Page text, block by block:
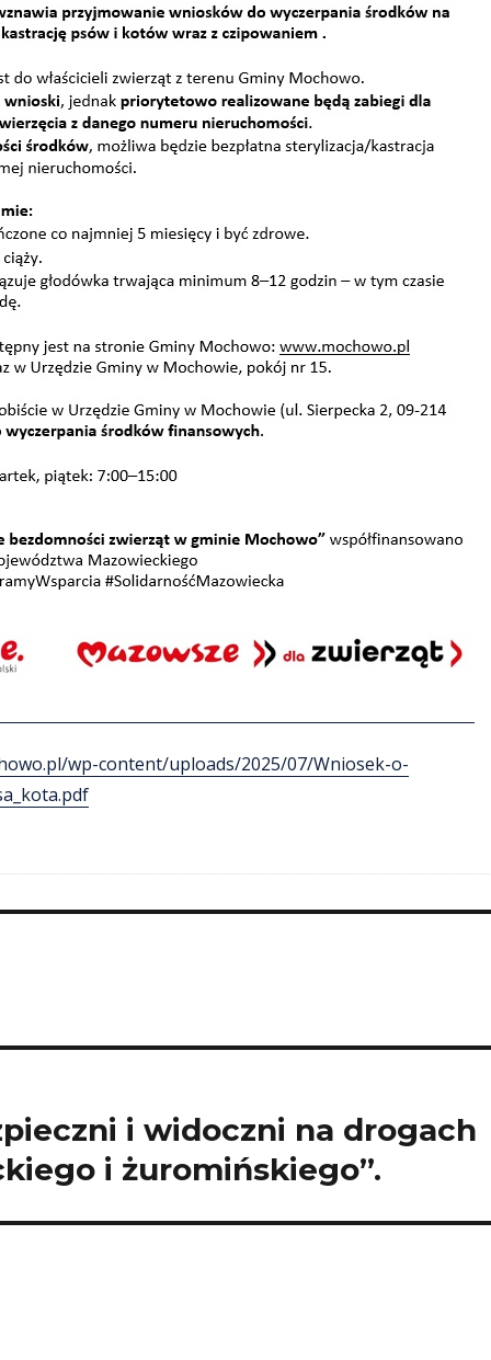
wp-content/uploads/2025/07/Wniosek-o-
i widoczni na drogach
i żuromińskiego”.